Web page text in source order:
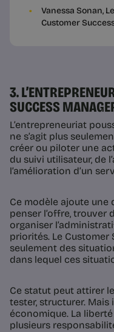
Vanessa Sonan,
Customer
3.
SUCCESS
L’entrepreneuriat
ne s’agit plus
créer ou piloter une
du suivi utilisateur, de
l’amélioration d’un
Ce modèle ajoute une
penser l’offre, trouver
organiser
priorités. Le Customer
seulement des
dans lequel ces
Ce statut peut attirer
tester, structurer. Mais
économique. La
plusieurs